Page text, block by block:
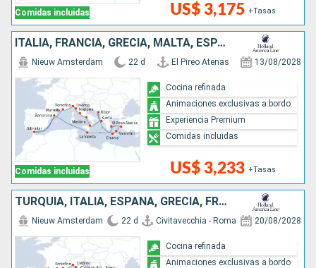
Comidas incluidas US$ 3,175 +Tasas
ITALIA, FRANCIA, GRECIA, MALTA, ESPAÑA, TURQUÍA, MONTENEGRO
Comidas incluidas
Nieuw Amsterdam 22 d El Pireo Atenas 13/08/2028
US$ 3,233 +Tasas
Cocina refinada
Animaciones exclusivas a bordo
Experiencia Premium
Comidas incluidas
TURQUÍA, ITALIA, ESPAÑA, GRECIA, FRANCIA, MONTENEGRO, MALTA
Nieuw Amsterdam 22 d Civitavecchia - Roma 20/08/2028
Cocina refinada
Animaciones exclusivas a bordo